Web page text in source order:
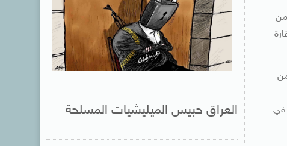
من
في
العراق حبيس الميليشيات المسلحة